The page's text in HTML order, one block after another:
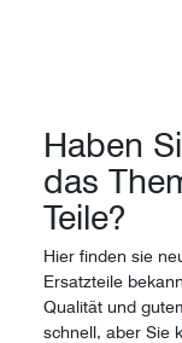
Haben
das
Teile?
Hier finden sie
Ersatzteile
Qualität und
schnell, aber Sie